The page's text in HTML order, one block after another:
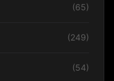
(65)
(249)
(54)